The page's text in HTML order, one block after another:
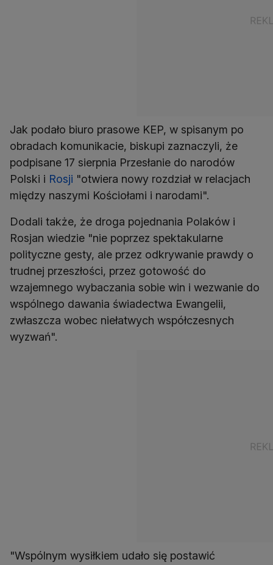
Jak podało biuro prasowe KEP, w spisanym po
obradach komunikacie, biskupi zaznaczyli, że
podpisane 17 sierpnia Przesłanie do narodów
Polski i Rosji "otwiera nowy rozdział w relacjach
między naszymi Kościołami i narodami".
Dodali także, że droga pojednania Polaków i
Rosjan wiedzie "nie poprzez spektakularne
polityczne gesty, ale przez odkrywanie prawdy o
trudnej przeszłości, przez gotowość do
wzajemnego wybaczania sobie win i wezwanie do
wspólnego dawania świadectwa Ewangelii,
zwłaszcza wobec niełatwych współczesnych
wyzwań".
"Wspólnym wysiłkiem udało się postawić